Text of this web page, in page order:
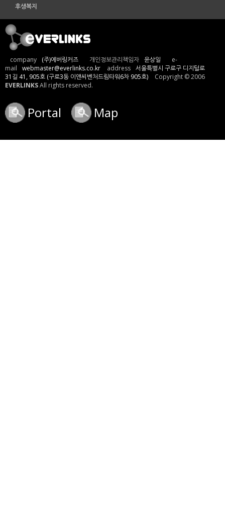
후생복지
company (주)에버링커즈 개인정보관리책임자 윤상일
e-
mail
webmaster@everlinks.co.kr address 서울특별시 구로구 디지털로
31길 41, 905호 (구로3동 이앤씨벤처드림타워6차 905호)
Copyright © 2006
EVERLINKSAll rights reserved.
Portal Map